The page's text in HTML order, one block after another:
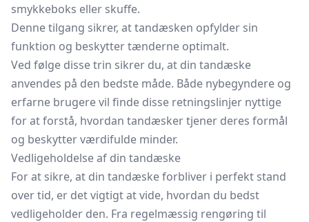
smykkeboks eller skuffe.
Denne tilgang sikrer, at tandæsken opfylder sin
funktion og beskytter tænderne optimalt.
Ved følge disse trin sikrer du, at din tandæske
anvendes på den bedste måde. Både nybegyndere og
erfarne brugere vil finde disse retningslinjer nyttige
for at forstå, hvordan tandæsker tjener deres formål
og beskytter værdifulde minder.
Vedligeholdelse af din tandæske
For at sikre, at din tandæske forbliver i perfekt stand
over tid, er det vigtigt at vide, hvordan du bedst
vedligeholder den. Fra regelmæssig rengøring til